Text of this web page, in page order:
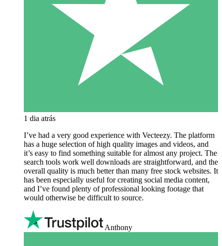
1 dia atrás
I’ve had a very good experience with Vecteezy. The platform
has a huge selection of high quality images and videos, and
it’s easy to find something suitable for almost any project. The
search tools work well downloads are straightforward, and the
overall quality is much better than many free stock websites. It
has been especially useful for creating social media content,
and I’ve found plenty of professional looking footage that
would otherwise be difficult to source.
Anthony